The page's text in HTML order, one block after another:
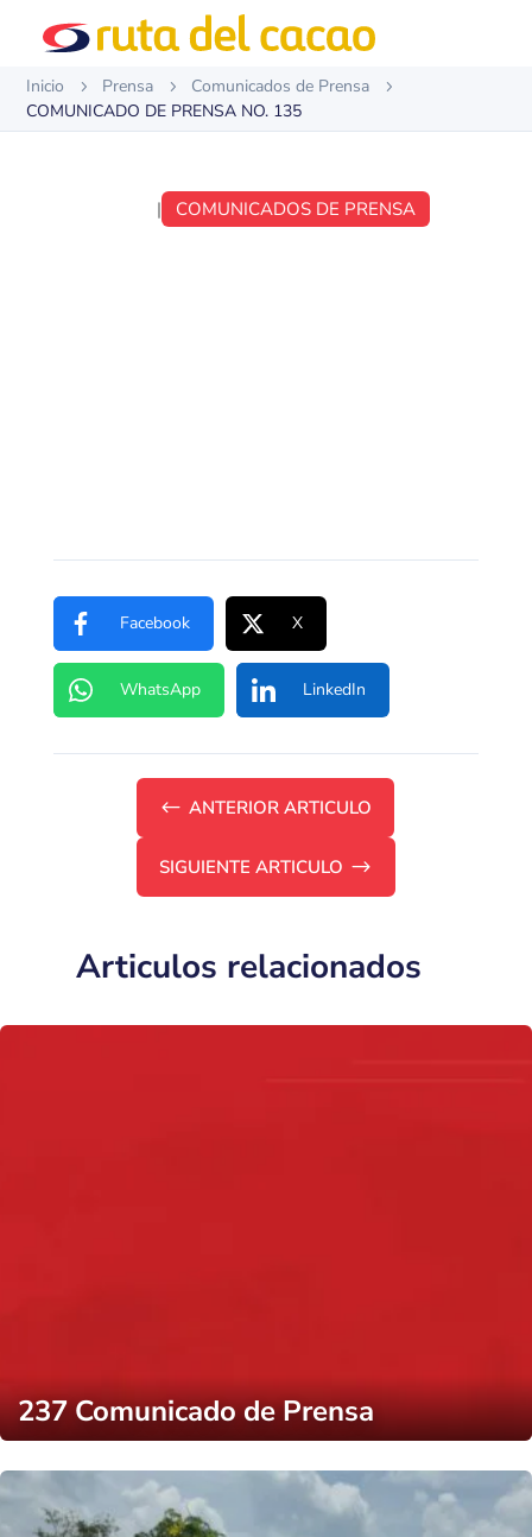
Inicio 5 Prensa 5 Comunicados de Prensa 5
COMUNICADO DE PRENSA NO. 135
| COMUNICADOS DE PRENSA
Facebook X
WhatsApp LinkedIn
# ANTERIOR ARTICULO
SIGUIENTE ARTICULO $
Articulos relacionados
237 Comunicado de Prensa